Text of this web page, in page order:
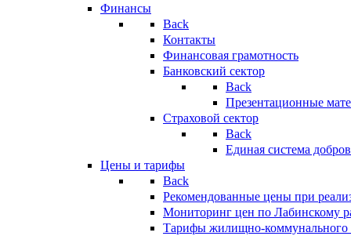
Финансы
Back
Контакты
Финансовая грамотность
Банковский сектор
Back
Презентационные
Страховой сектор
Back
Единая система
Цены и тарифы
Back
Рекомендованные цены при
Мониторинг цен по Лабинскому
Тарифы жилищно-коммунального